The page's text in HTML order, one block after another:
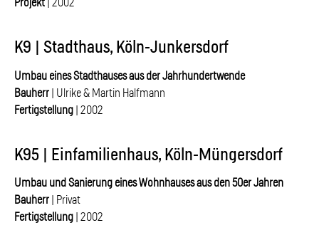
K9 | Stadthaus, Köln-Junkersdorf
Umbau eines Stadthauses aus der Jahrhundertwende
Bauherr | Ulrike & Martin Halfmann
Fertigstellung | 2002
K95 | Einfamilienhaus, Köln-Müngersdorf
Umbau und Sanierung eines Wohnhauses aus den 50er Jahren
Bauherr | Privat
Fertigstellung | 2002